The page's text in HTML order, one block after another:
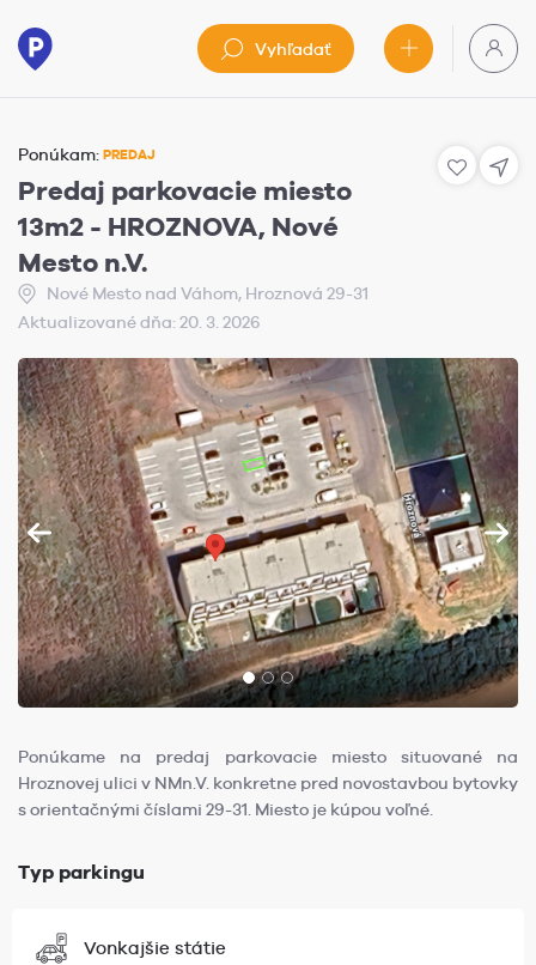
Vyhľadať
Ponúkam: PREDAJ
Predaj parkovacie miesto
13m2 - HROZNOVA, Nové
Mesto n.V.
Nové Mesto nad Váhom, Hroznová 29-31
Aktualizované dňa: 20. 3. 2026
Ponúkame na predaj parkovacie miesto situované na
Hroznovej ulici v NMn.V. konkretne pred novostavbou bytovky
s orientačnými číslami 29-31. Miesto je kúpou voľné.
Typ parkingu
Vonkajšie státie